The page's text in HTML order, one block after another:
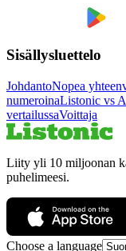
Sisällysluettelo
JohdantoNopea
numeroinaListonic vs
vertailussaVoittaja
Liity yli 10 miljoonan
puhelimeesi.
Choose a language